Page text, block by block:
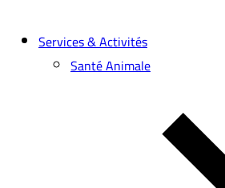
Services & Activités
Santé Animale